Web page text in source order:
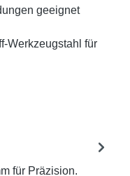
geeignet
Werkzeugstahl für
für Präzision.